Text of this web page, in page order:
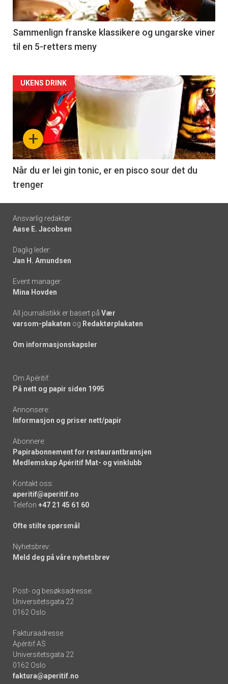
-
5
Sammenlign franske klassikere og ungarske viner
til en 5-retters meny
Forsiden
akkurat
nå
-
6
+
UKENS DRINK
Når du er lei gin tonic, er en pisco sour det du
trenger
Footer
-
links
Ansvarlig redaktør:
Aase E. Jacobsen
Daglig leder:
Jan H. Amundsen
Event manager:
Mina Hovden
All journalistikk er basert på Vær
varsom-plakaten og Redaktørplakaten
Om informasjonskapsler
Om Apéritif:
På nett og papir siden 1995
Annonsere:
Informasjon og priser nett/papir
Abonnere:
Papirabonnement for restaurantbransjen
Medlemskap Apéritif Mat- og vinklubb
Kontakt oss:
aperitif@aperitif.no
Telefon +47 21 45 61 60
Ofte stilte spørsmål
Nyhetsbrev:
Meld deg på våre nyhetsbrev
Post- og besøksadresse:
Universitetsgata 22
0162 Oslo
Fakturaadresse:
Apéritif AS
Universitetsgata 22
0162 Oslo
faktura@aperitif.no